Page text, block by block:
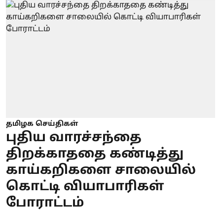
தமிழக செய்திகள்
புதிய வாரச்சந்தை
திறக்காததை கண்டித்து
காய்கறிகளை சாலையில்
கொட்டி வியாபாரிகள்
போராட்டம்